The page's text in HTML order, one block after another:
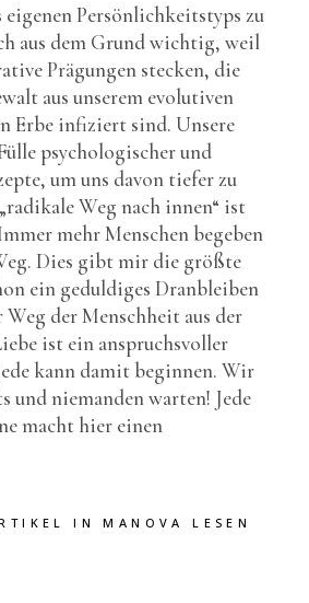
eigenen Persönlichkeitstyps zu
aus dem Grund wichtig, weil
Prägungen stecken, die
aus unserem evolutiven
Erbe infiziert sind. Unsere
psychologischer und
um uns davon tiefer zu
Weg nach innen“ ist
mehr Menschen begeben
Dies gibt mir die größte
ein geduldiges Dranbleiben
Weg der Menschheit aus der
ist ein anspruchsvoller
kann damit beginnen. Wir
und niemanden warten! Jede
macht hier einen
IN MANOVA LESEN